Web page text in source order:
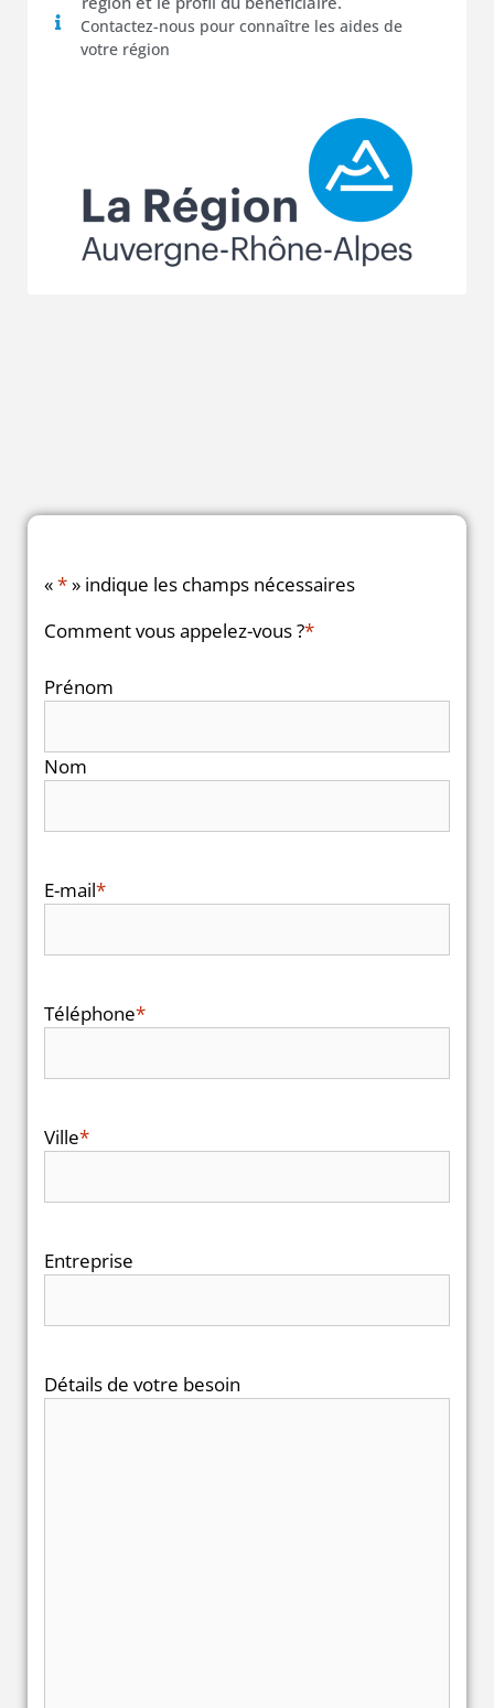
Contactez-nous pour connaître les aides de
votre région
«*» indique les champs nécessaires
Comment vous appelez-vous ?*
Prénom
Nom
E-mail*
Téléphone*
Ville*
Entreprise
Détails de votre besoin